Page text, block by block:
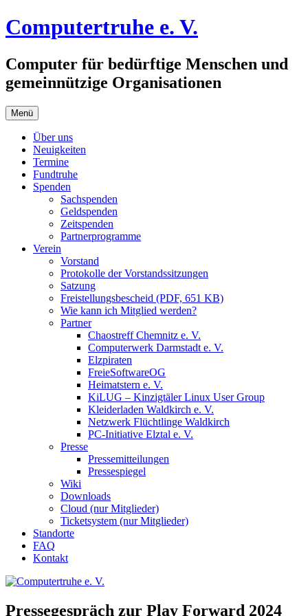
Zum
Inhalt
Computertruhe e. V.
Computer für bedürftige Menschen und
gemeinnützige Organisationen
Menü
Über uns
Neuigkeiten
Termine
Fundtruhe
Spenden
Sachspenden
Geldspenden
Zeitspenden
Partnerprogramme
Verein
Vorstand
Protokolle der Vorstandssitzungen
Satzung
Freistellungsbescheid (PDF, 651 KB)
Wie kann ich Mitglied werden?
Partner
Chaostreff Chemnitz e. V.
Computerwerk Darmstadt e. V.
Elzpiraten
FreieSoftwareOG
Heimatstern e. V.
KiLUG – Kinzigtäler Linux User Group
Kleiderladen Waldkirch e. V.
Netzwerk Flüchtlinge Waldkirch
PC-Initiative Elztal e. V.
Presse
Pressemitteilungen
Pressespiegel
Wiki
Downloads
Cloud (nur Mitglieder)
Ticketsystem (nur Mitglieder)
Standorte
FAQ
Kontakt
Pressegespräch zur Play Forward 2024